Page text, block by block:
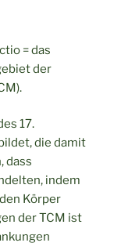
= das
der
17.
die damit
dass
indem
Körper
der TCM ist